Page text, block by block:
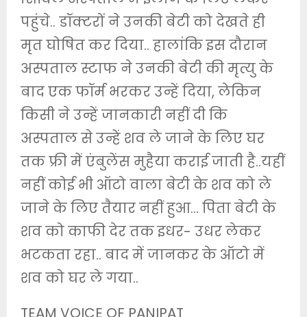
पहुंचे.. डॉक्टरों ने उनकी बेटी को देखते ही
मृत घोषित कर दिया.. हालांकि इस दौरान
अस्पताल स्टाफ ने उनकी बेटी की मृत्यु के
बाद एक फॉर्म भरकर उन्हें दिया, लेकिन
किसी ने उन्हें जानकारी नहीं दी कि
अस्पताल से उन्हें शव ले जाने के लिए घर
तक फ्री में एंबुलेंस मुहैया कराई जाती है..यहीं
नहीं कोई भी ऑटो वाला बेटी के शव को ले
जाने के लिए तैयार नहीं हुआ… पिता बेटी के
शव को काफी देर तक इधर- उधर लेकर
भटकता रहा.. बाद में जानकर के ऑटो में
शव को घर ले गया..
TEAM VOICE OF PANIPAT